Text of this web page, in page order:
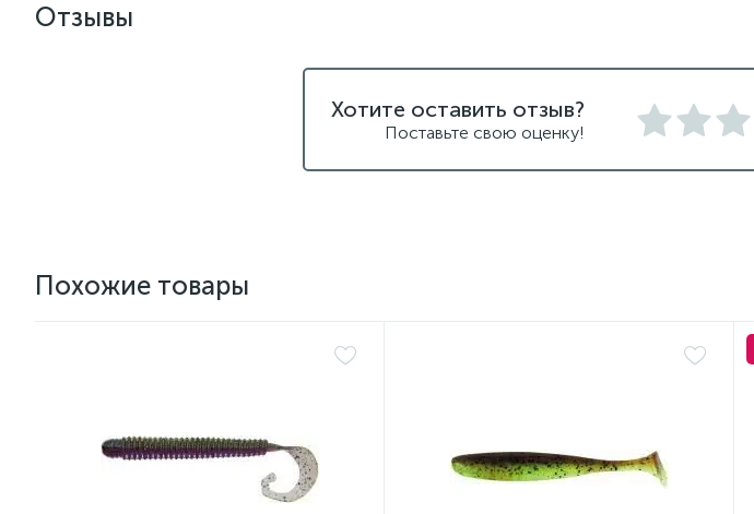
Отзывы
Хотите оставить отзыв?
Поставьте свою оценку!
Похожие товары